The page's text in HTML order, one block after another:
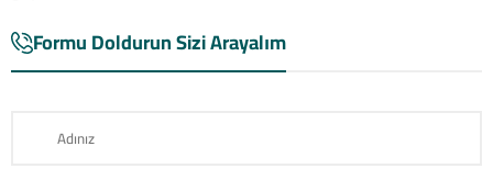
Formu Doldurun Sizi Arayalım